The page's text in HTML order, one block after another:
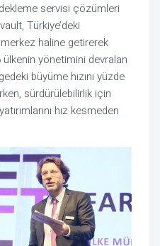
servisi çözümleri
Türkiye’deki
haline getirerek
ülkenin yönetimini devralan
büyüme hızını yüzde
sürdürülebilirlik için
hız kesmeden